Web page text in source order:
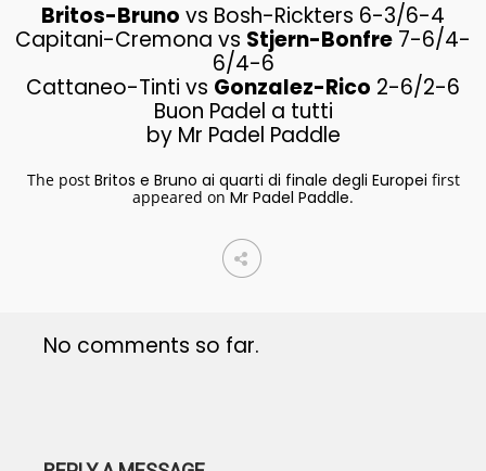
Britos-Bruno vs Bosh-Rickters 6-3/6-4
Capitani-Cremona vs Stjern-Bonfre 7-6/4-
6/4-6
Cattaneo-Tinti vs Gonzalez-Rico 2-6/2-6
Buon Padel a tutti
by Mr Padel Paddle
The post Britos e Bruno ai quarti di finale degli Europei first
appeared onMr Padel Paddle.
No comments so far.